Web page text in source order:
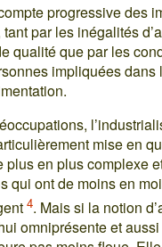
progressive des
tant par les inégalités
qualité que par les
impliquées dans
mise en
plus en plus complexe
qui ont de moins en
4. Mais si la notion
omniprésente et